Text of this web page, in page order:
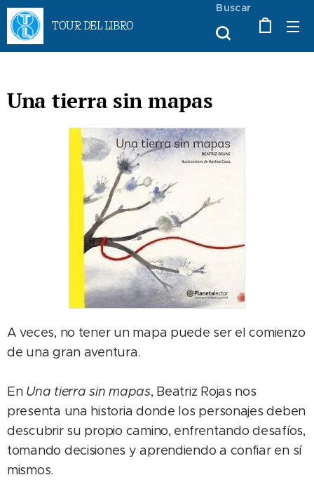
TOUR DEL LIBRO
Buscar
Una tierra sin mapas
A veces, no tener un mapa puede ser el comienzo
de una gran aventura.
En Una tierra sin mapas, Beatriz Rojas nos
presenta una historia donde los personajes deben
descubrir su propio camino, enfrentando desafíos,
tomando decisiones y aprendiendo a confiar en sí
mismos.